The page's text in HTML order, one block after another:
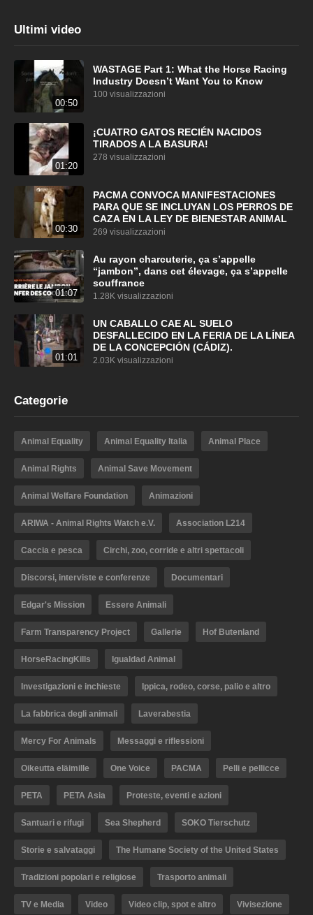
Ultimi video
00:50
WASTAGE Part 1: What the Horse Racing
Industry Doesn’t Want You to Know
100 visualizzazioni
01:20
¡CUATRO GATOS RECIÉN NACIDOS
TIRADOS A LA BASURA!
278 visualizzazioni
00:30
PACMA CONVOCA MANIFESTACIONES
PARA QUE SE INCLUYAN LOS PERROS DE
CAZA EN LA LEY DE BIENESTAR ANIMAL
269 visualizzazioni
01:07
Au rayon charcuterie, ça s’appelle
“jambon”, dans cet élevage, ça s’appelle
souffrance
1.28K visualizzazioni
01:01
UN CABALLO CAE AL SUELO
DESFALLECIDO EN LA FERIA DE LA LÍNEA
DE LA CONCEPCIÓN (CÁDIZ).
2.03K visualizzazioni
Categorie
Animal Equality Animal Equality Italia Animal Place
Animal Rights Animal Save Movement
Animal Welfare Foundation Animazioni
ARIWA - Animal Rights Watch e.V. Association L214
Caccia e pesca Circhi, zoo, corride e altri spettacoli
Discorsi, interviste e conferenze Documentari
Edgar's Mission Essere Animali
Farm Transparency Project Gallerie Hof Butenland
HorseRacingKills Igualdad Animal
Investigazioni e inchieste Ippica, rodeo, corse, palio e altro
La fabbrica degli animali Laverabestia
Mercy For Animals Messaggi e riflessioni
Oikeutta eläimille One Voice PACMA Pelli e pellicce
PETA PETA Asia Proteste, eventi e azioni
Santuari e rifugi Sea Shepherd SOKO Tierschutz
Storie e salvataggi The Humane Society of the United States
Tradizioni popolari e religiose Trasporto animali
TV e Media Video Video clip, spot e altro Vivisezione